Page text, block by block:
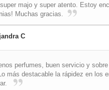
majo y super atento. Estoy
Muchas gracias.
C
perfumes, buen servicio y
más destacable la rápidez en los